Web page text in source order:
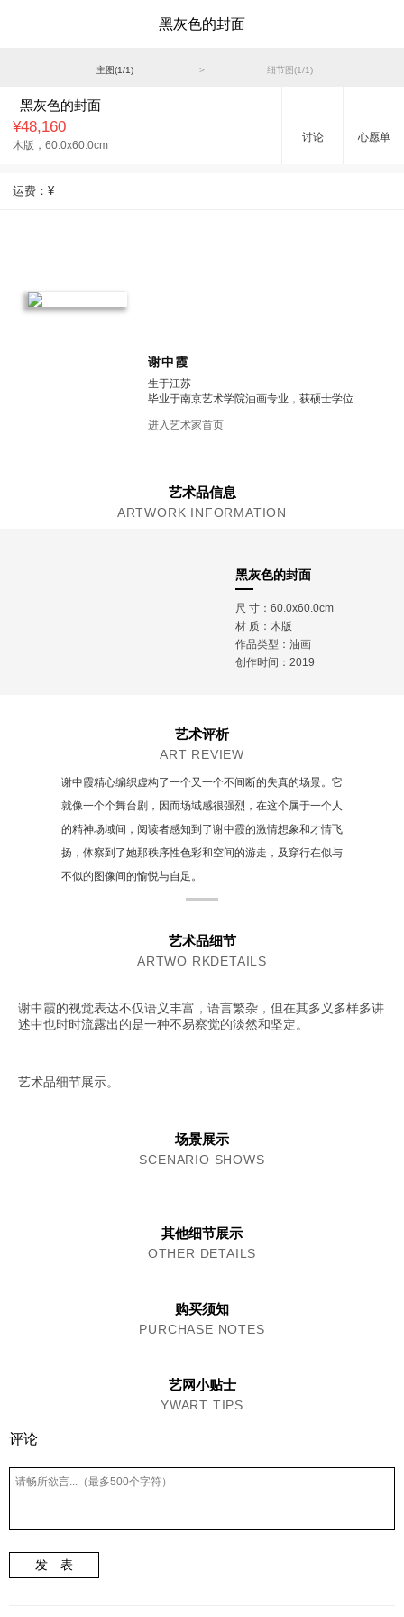
黑灰色的封面
主图(1/1) > 细节图(1/1)
黑灰色的封面
¥48,160
木版， 60.0x60.0cm
讨论 心愿单
运费： ¥
谢中霞
生于江苏
毕业于南京艺术学院油画专业，获硕士学位
国家一级美术师
进入艺术家首页
艺术品信息
ARTWORK INFORMATION
黑灰色的封面
尺 寸：60.0x60.0cm
材 质： 木版
作品类型：油画
创作时间：2019
艺术评析
ART REVIEW
谢中霞精心编织虚构了一个又一个不间断的失真的场景。它
就像一个个舞台剧，因而场域感很强烈，在这个属于一个人
的精神场域间，阅读者感知到了谢中霞的激情想象和才情飞
扬，体察到了她那秩序性色彩和空间的游走，及穿行在似与
不似的图像间的愉悦与自足。
艺术品细节
ARTWO RKDETAILS
谢中霞的视觉表达不仅语义丰富，语言繁杂，但在其多义多样多讲
述中也时时流露出的是一种不易察觉的淡然和坚定。
艺术品细节展示。
场景展示
SCENARIO SHOWS
其他细节展示
OTHER DETAILS
购买须知
PURCHASE NOTES
艺网小贴士
YWART TIPS
评论
发 表